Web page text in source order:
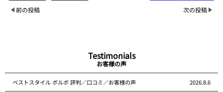
前の投稿 次の投稿
Testimonials
お客様の声
ベストスタイル ボルボ 評判／口コミ／お客様の声 2026.8.6